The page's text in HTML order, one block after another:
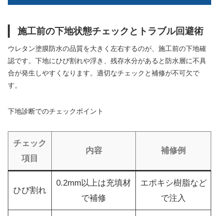
施工前の下地状態チェックとトラブル回避術
ウレタン塗膜防水の品質を大きく左右するのが、施工前の下地確
認です。下地にひび割れや浮き、残存水分があると防水層に不具
合が発生しやすくなります。適切なチェックと補修が不可欠で
す。
下地診断でのチェックポイント
チェック
項目
内容 補修例
ひび割れ
0.2mm以上は充填材
で補修
エポキシ樹脂など
で注入